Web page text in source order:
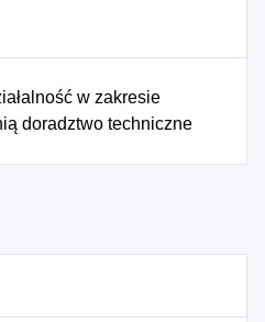
w zakresie
doradztwo techniczne